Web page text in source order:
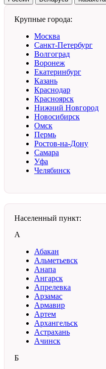
Крупные города:
Москва
Санкт-Петербург
Волгоград
Воронеж
Екатеринбург
Казань
Краснодар
Красноярск
Нижний Новгород
Новосибирск
Омск
Пермь
Ростов-на-Дону
Самара
Уфа
Челябинск
Населенный пункт:
А
Абакан
Альметьевск
Анапа
Ангарск
Апрелевка
Арзамас
Армавир
Артем
Архангельск
Астрахань
Ачинск
Б